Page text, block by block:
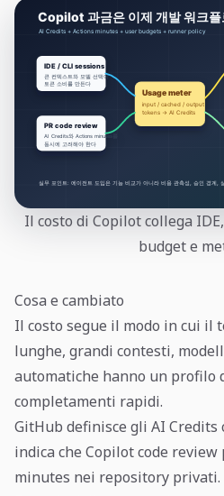
Il costo di Copilot collega
budget e
Cosa e cambiato
Il costo segue il modo in cui il
lunghe, grandi contesti,
automatiche hanno un profilo
completamenti rapidi.
GitHub definisce gli AI
indica che Copilot code
minutes nei repository privati.